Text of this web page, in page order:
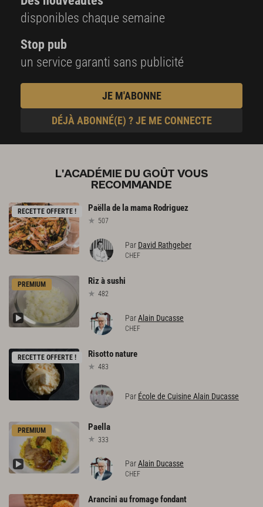
disponibles chaque semaine
Stop pub
un service garanti sans publicité
JE M'ABONNE
DÉJÀ ABONNÉ(E) ? JE ME CONNECTE
L'ACADÉMIE DU GOÛT VOUS
RECOMMANDE
RECETTE OFFERTE ! Paëllade lamama Rodriguez
507
Par David Rathgeber
CHEF
PREMIUM Rizàsushi
482
ParAlain Ducasse
CHEF
RECETTE OFFERTE ! Risottonature
483
Par École de Cuisine Alain Ducasse
PREMIUM Paella
333
ParAlain Ducasse
CHEF
Arancini aufromagefondant